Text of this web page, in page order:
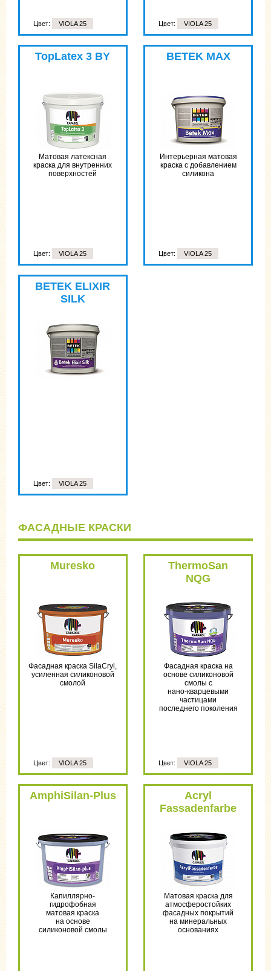
Цвет: VIOLA 25 Цвет: VIOLA 25
TopLatex 3 BY
Матовая латексная
краска для внутренних
поверхностей
Цвет: VIOLA 25
BETEK MAX
Интерьерная матовая
краска с добавлением
силикона
Цвет: VIOLA 25
BETEK ELIXIR
SILK
Цвет: VIOLA 25
Цвет: VIOLA 25
ФАСАДНЫЕ КРАСКИ
Muresko
Фасадная краска SilaCryl,
усиленная силиконовой
смолой
Цвет: VIOLA 25
ThermoSan
NQG
Фасадная краска на
основе силиконовой
смолы с
нано-кварцевыми
частицами
последнего поколения
Цвет: VIOLA 25
AmphiSilan-Plus
Капиллярно-
гидрофобная
матовая краска
на основе
силиконовой смолы
Acryl
Fassadenfarbe
Матовая краска для
атмосферостойких
фасадных покрытий
на минеральных
основаниях